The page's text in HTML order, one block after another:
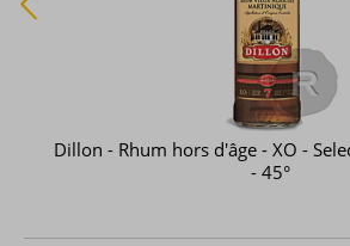
Dillon - Rhum hors d'âge - XO -
- 45°